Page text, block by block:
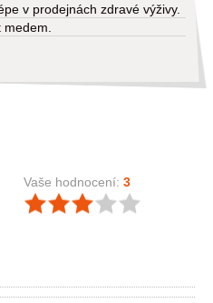
v prodejnách zdravé výživy.
Vaše hodnocení: 3